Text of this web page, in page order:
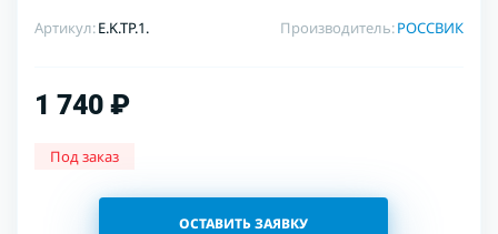
Артикул:E.K.TP.1. Производитель:РОССВИК
1 740 ₽
Под заказ
ОСТАВИТЬ ЗАЯВКУ